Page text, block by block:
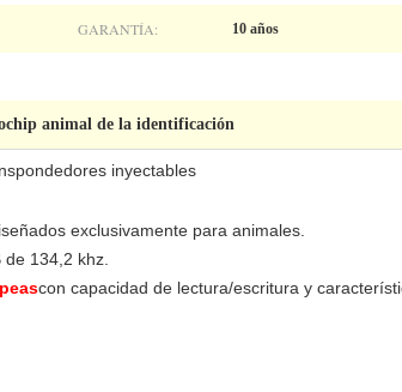
GARANTÍA: 10 años
animal de la identificación
inyectables
exclusivamente para animales.
134,2 khz.
con capacidad de lectura/escritura y